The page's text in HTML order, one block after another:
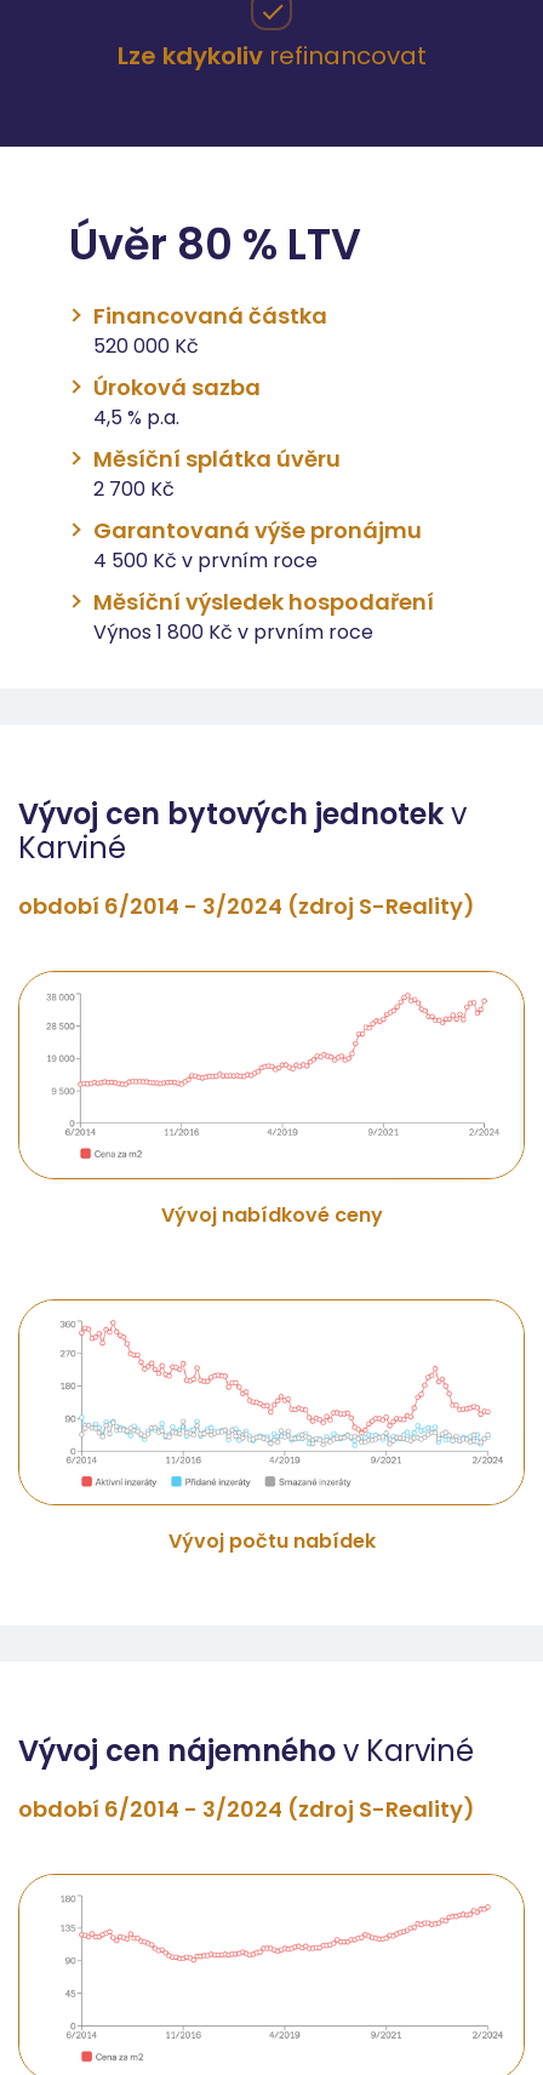
Lze kdykolivrefinancovat
Úvěr 80 % LTV
Financovaná částka
520 000 Kč
Úroková sazba
4,5 % p.a.
Měsíční splátka úvěru
2 700 Kč
Garantovaná výše pronájmu
4 500 Kč v prvním roce
Měsíční výsledek hospodaření
Výnos 1 800 Kč v prvním roce
Vývoj cen bytových jednotekv
Karviné
období 6/2014 - 3/2024 (zdroj S-Reality)
Vývoj nabídkové ceny
Vývoj počtu nabídek
Vývoj cen nájemnéhov Karviné
období 6/2014 - 3/2024 (zdroj S-Reality)